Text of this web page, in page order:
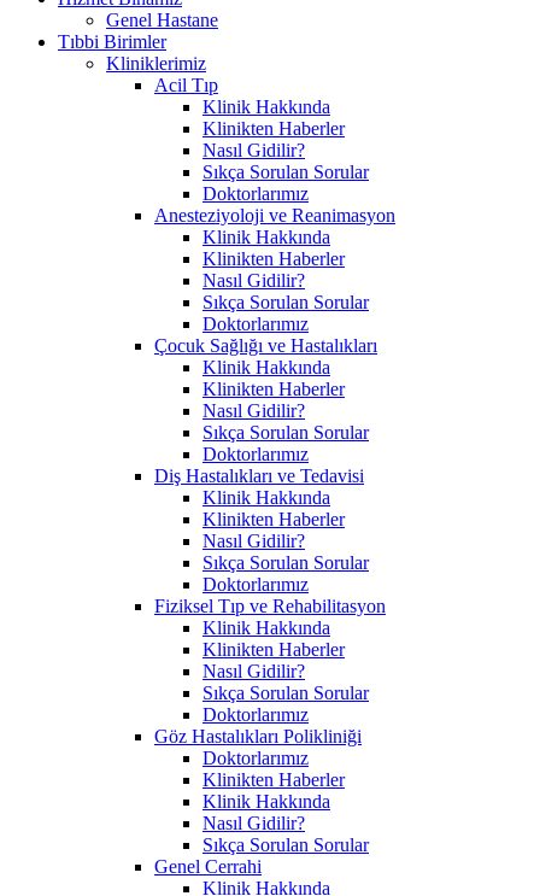
Genel Hastane
Tıbbi Birimler
Kliniklerimiz
Acil Tıp
Klinik Hakkında
Klinikten Haberler
Nasıl Gidilir?
Sıkça Sorulan Sorular
Doktorlarımız
Anesteziyoloji ve Reanimasyon
Klinik Hakkında
Klinikten Haberler
Nasıl Gidilir?
Sıkça Sorulan Sorular
Doktorlarımız
Çocuk Sağlığı ve Hastalıkları
Klinik Hakkında
Klinikten Haberler
Nasıl Gidilir?
Sıkça Sorulan Sorular
Doktorlarımız
Diş Hastalıkları ve Tedavisi
Klinik Hakkında
Klinikten Haberler
Nasıl Gidilir?
Sıkça Sorulan Sorular
Doktorlarımız
Fiziksel Tıp ve Rehabilitasyon
Klinik Hakkında
Klinikten Haberler
Nasıl Gidilir?
Sıkça Sorulan Sorular
Doktorlarımız
Göz Hastalıkları Polikliniği
Doktorlarımız
Klinikten Haberler
Klinik Hakkında
Nasıl Gidilir?
Sıkça Sorulan Sorular
Genel Cerrahi
Klinik Hakkında